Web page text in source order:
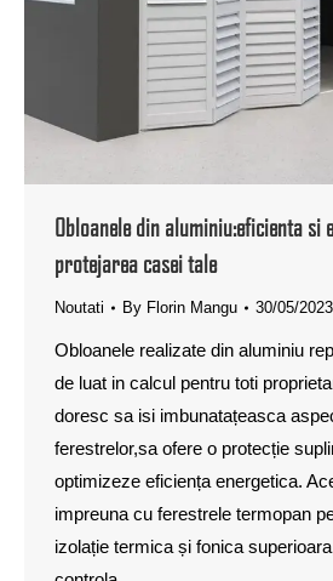
Obloanele din aluminiu:eficienta si
protejarea casei tale
Noutati By Florin Mangu 30/05/2023
Obloanele realizate din aluminiu
de luat in calcul pentru toti
doresc sa isi imbunatațeasca
ferestrelor,sa ofere o protecție
optimizeze eficiența energetica.
impreuna cu ferestrele termopan
izolație termica și fonica